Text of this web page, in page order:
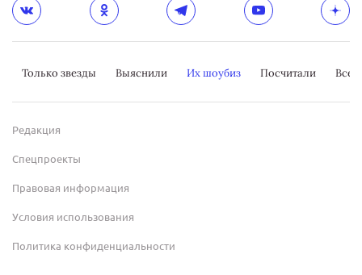
Только звезды Выяснили Их шоубиз Посчитали
Редакция
Спецпроекты
Правовая информация
Условия использования
Политика конфиденциальности